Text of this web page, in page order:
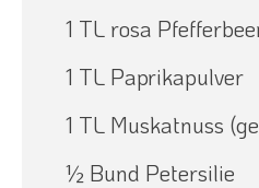
1 TL rosa
1 TL Paprikapulver
1 TL Muskatnuss
½ Bund Petersilie